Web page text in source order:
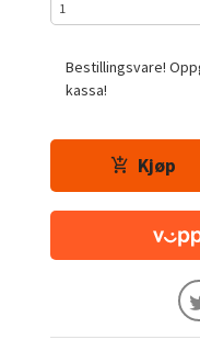
Bestillingsvare!
kassa!
Kjøp